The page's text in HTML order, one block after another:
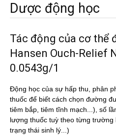
Dược động học
Tác động của cơ thể
Hansen Ouch-Relief
0.0543g/1
Động học của sự hấp thu, phân
thuốc để biết cách chọn đường
tiêm bắp, tiêm tĩnh mạch...), số
lượng thuốc tuỳ theo từng trường
trạng thái sinh lý...)